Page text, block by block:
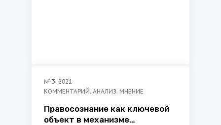
№ 3, 2021
КОММЕНТАРИЙ. АНАЛИЗ. МНЕНИЕ
Правосознание как ключевой
объект в механизме